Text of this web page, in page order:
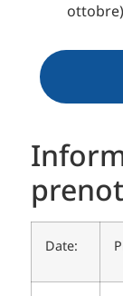
ottobre)
Date: